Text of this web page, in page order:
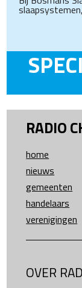
RADIO
home
nieuws
gemeenten
handelaars
verenigingen
OVER